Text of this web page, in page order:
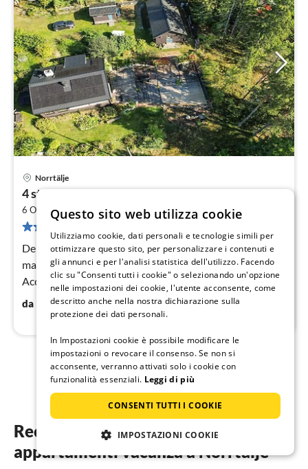
Norrtälje
4 stelle case ad GRISSLEHAMN
6 Ospiti120 m 2camere da letto
Dependance: (letto pieghevole (1 pers.), letto
matrimoniale, doccia, lavatrice, piastre elettriche)
Accesso a Internet DSL, Cucina separata(mobile
cucina(elettrico)
da 96€/ notte
1 2
Recensioni degli ospiti dei nostri
appartamenti vacanza a Norrtälje
Questo sito web utilizza cookie
Utilizziamo cookie, dati personali e tecnologie simili per
ottimizzare questo sito, per personalizzare i contenuti e
gli annunci e per l'analisi statistica dell'utilizzo. Facendo
clic su "Consenti tutti i cookie" o selezionando un'opzione
nelle impostazioni dei cookie, l'utente acconsente, come
descritto anche nella nostra dichiarazione sulla
protezione dei dati personali.
In Impostazioni cookie è possibile modificare le
impostazioni o revocare il consenso. Se non si
acconsente, verranno attivati solo i cookie con
funzionalità essenziali. Leggi di più
CONSENTI TUTTI I COOKIE
IMPOSTAZIONI COOKIE